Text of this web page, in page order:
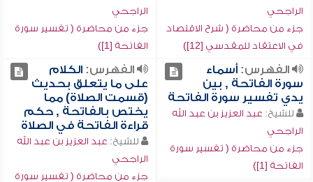
الراجحي
جزء من محاضرة ( شرح الاقتصاد
في الاعتقاد للمقدسي [12])
الراجحي
جزء من محاضرة ( تفسير سورة
الفاتحة [1])
الفهرس:أسماء
سورة الفاتحة , بين
يدي تفسير سورة الفاتحة
للشيخ: عبد العزيز بن عبد الله
الراجحي
جزء من محاضرة ( تفسير سورة
الفاتحة [1])
الفهرس:الكلام
على ما يتعلق بحديث
(قسمت الصلاة) مما
يختص بالفاتحة , حكم
قراءة الفاتحة في الصلاة
للشيخ: عبد العزيز بن عبد الله
الراجحي
جزء من محاضرة ( تفسير سورة